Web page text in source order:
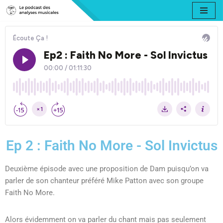
Aller
au
contenu
Ep 2 : Faith No More - Sol Invictus
Deuxième épisode avec une proposition de Dam puisqu’on va
parler de son chanteur préféré Mike Patton avec son groupe
Faith No More.
Alors évidemment on va parler du chant mais pas seulement